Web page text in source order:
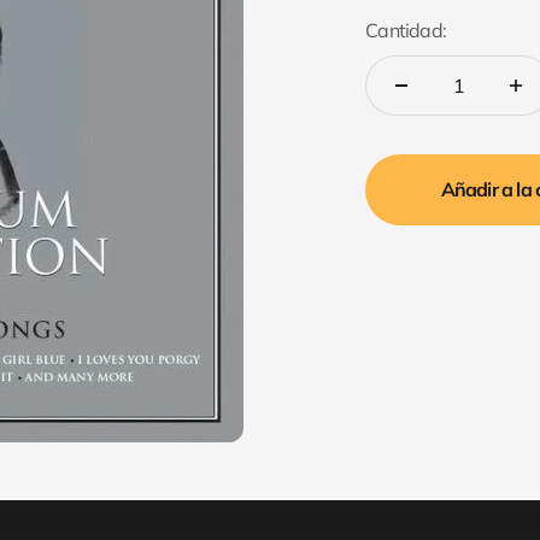
Cantidad:
Añadir a la